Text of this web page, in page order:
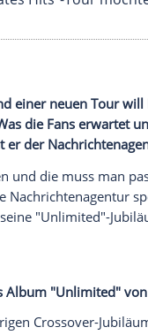
- Greates Hits"-
und einer
Was die